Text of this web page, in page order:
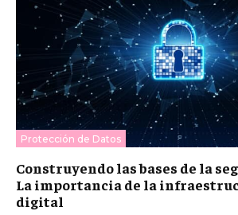
Protección de Datos
Construyendo las bases de la
La importancia de la
digital